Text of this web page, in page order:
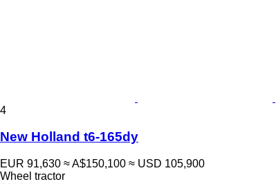
4
New Holland t6-165dy
EUR 91,630 ≈ A$150,100 ≈ USD 105,900
Wheel tractor